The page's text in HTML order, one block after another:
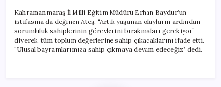
Kahramanmaraş İl Milli Eğitim Müdürü Erhan Baydur’un
istifasına da değinen Ateş, “Artık yaşanan olayların ardından
sorumluluk sahiplerinin görevlerini bırakmaları gerekiyor”
diyerek, tüm toplum değerlerine sahip çıkacaklarını ifade etti.
“Ulusal bayramlarımıza sahip çıkmaya devam edeceğiz” dedi.